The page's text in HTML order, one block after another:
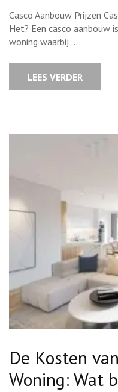
Casco Aanbouw Prijzen
Het? Een casco aanbouw
woning waarbij …
LEES VERDER
De Kosten
Woning: Wat